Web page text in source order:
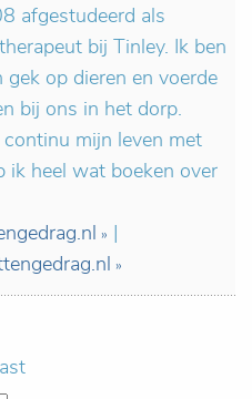
afgestudeerd als
bij Tinley. Ik ben
gek op dieren en voerde
bij ons in het dorp.
mijn leven met
ik heel wat boeken over
|